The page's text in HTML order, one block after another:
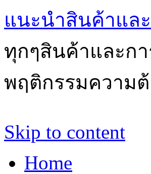
แนะนำสินค้าแล
ทุกๆสินค้าและก
พฤติกรรมความ
Skip to content
Home